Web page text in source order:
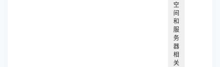
空
间
和
服
务
器
相
关